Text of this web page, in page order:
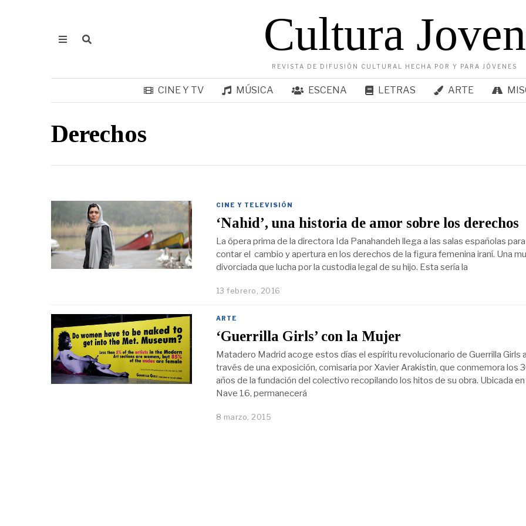
Cultura Joven
REVISTA DE DIFUSIÓN CULTURAL HECHA POR Y PARA JÓVENES
CINE Y TV MÚSICA ESCENA LETRAS ARTE
Derechos
CINE Y TELEVISIÓN
‘Nahid’, una historia de amor sobre los derechos
La ópera prima de la directora Ida Panahandeh llega a las salas españolas para
contar el cambio y apertura en los derechos de la figura femenina iraní. Una
divorciada que lucha por la custodia legal de su hijo. Esta sería la
13 febrero, 2016
ARTE
‘Guerrilla Girls’ con la Mujer
Matadero Madrid acoge estos días el espíritu revolucionario de Guerrilla Girls a
través de una exposición, comisaria por Xavier Arakistin, que conmemora los
años de la fundación del colectivo recopilando los hitos de su obra. Ubicada en
Nave 16, permanecerá
8 marzo, 2015